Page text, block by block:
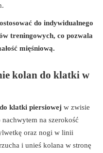
do indywidualnego
treningowych, co pozwala
mięśniową.
kolan do klatki w
klatki piersiowej w zwisie
na szerokość
oraz nogi w linii
i unieś kolana w stronę